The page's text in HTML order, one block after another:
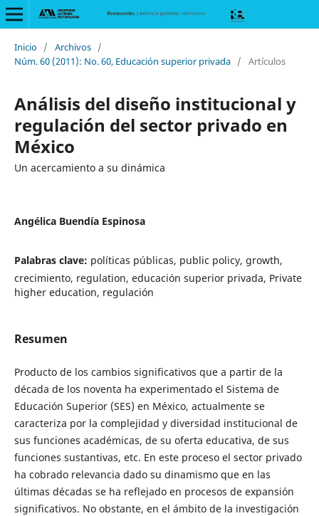
Inicio / Archivos /
Núm. 60 (2011): No. 60, Educación superior privada / Artículos
Análisis del diseño institucional y
regulación del sector privado en
México
Un acercamiento a su dinámica
Angélica Buendía Espinosa
Palabras clave: políticas públicas, public policy, growth,
crecimiento, regulation, educación superior privada, Private
higher education, regulación
Resumen
Producto de los cambios significativos que a partir de la
década de los noventa ha experimentado el Sistema de
Educación Superior (SES) en México, actualmente se
caracteriza por la complejidad y diversidad institucional de
sus funciones académicas, de su oferta educativa, de sus
funciones sustantivas, etc. En este proceso el sector privado
ha cobrado relevancia dado su dinamismo que en las
últimas décadas se ha reflejado en procesos de expansión
significativos. No obstante, en el ámbito de la investigación